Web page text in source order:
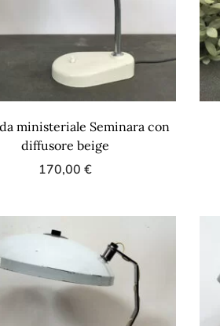
ministeriale Seminara con
diffusore beige
170,00 €